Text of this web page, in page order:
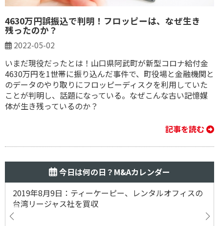
4630万円誤振込で判明！フロッピーは、なぜ生き
残ったのか？
2022-05-02
いまだ現役だったとは！山口県阿武町が新型コロナ給付金
4630万円を1世帯に振り込んだ事件で、町役場と金融機関と
のデータのやり取りにフロッピーディスクを利用していた
ことが判明し、話題になっている。なぜこんな古い記憶媒
体が生き残っているのか？
記事を読む
今日は何の日？M&Aカレンダー
2019年8月9日：ティーケーピー、レンタルオフィスの
台湾リージャス社を買収